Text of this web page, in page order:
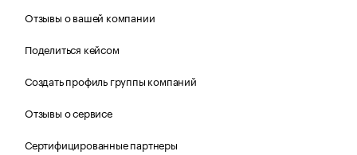
Отзывы о вашей компании
Поделиться кейсом
Создать профиль группы компаний
Отзывы о сервисе
Сертифицированные партнеры